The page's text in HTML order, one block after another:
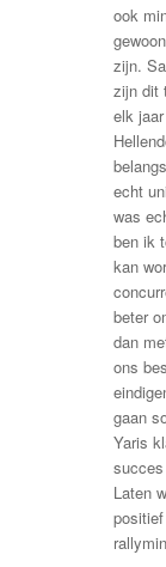
ook
zijn.
zijn dit
elk
echt
was
ben ik
kan
beter
dan
ons
gaan
Yaris
Laten